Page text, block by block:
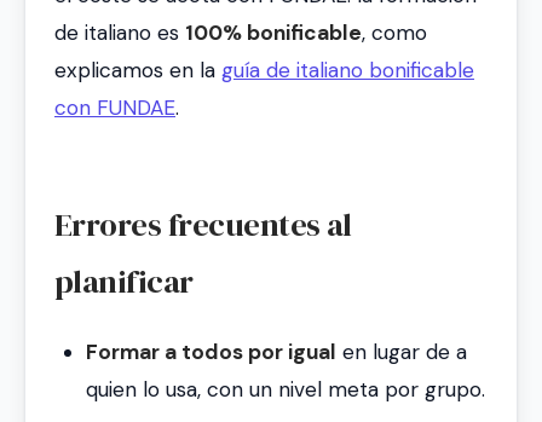
de italiano es 100% bonificable, como
explicamos en la guía de italiano bonificable
con FUNDAE.
Errores frecuentes al
planificar
Formar a todos por igual en lugar de a
quien lo usa, con un nivel meta por grupo.